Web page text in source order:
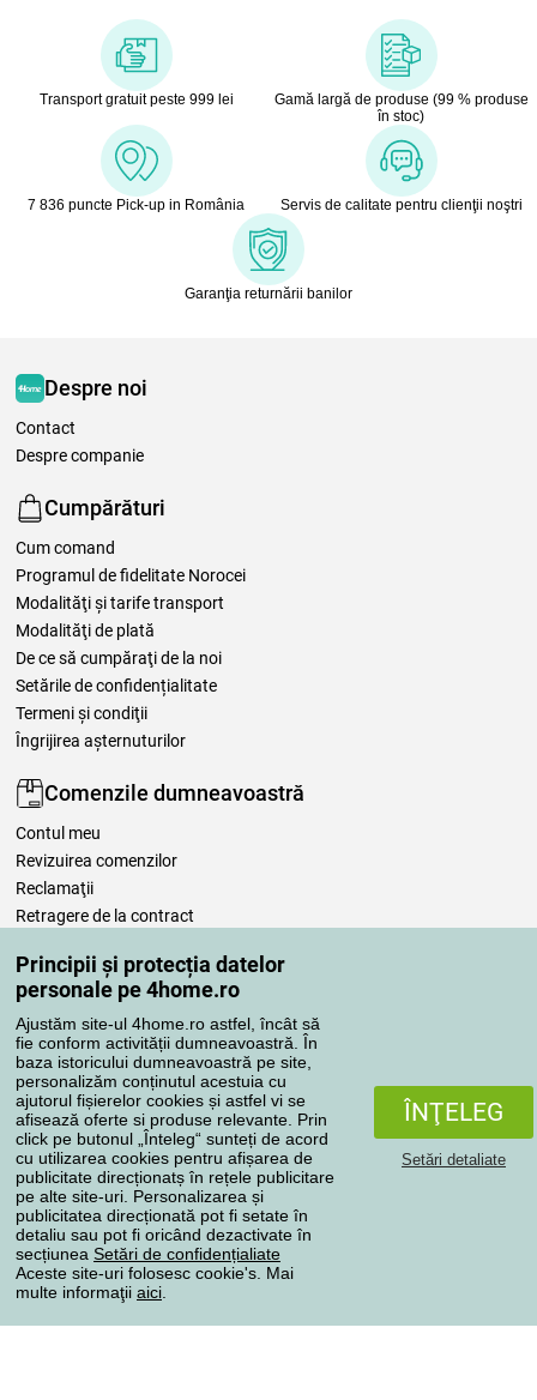
Principii și protecția datelor
personale pe 4home.ro
Ajustăm site-ul 4home.ro astfel, încât să
fie conform activității dumneavoastră. În
baza istoricului dumneavoastră pe site,
personalizăm conținutul acestuia cu
ajutorul fișierelor cookies și astfel vi se
afisează oferte si produse relevante. Prin
click pe butonul „Înteleg“ sunteți de acord
cu utilizarea cookies pentru afișarea de
publicitate direcționatș în rețele publicitare
pe alte site-uri. Personalizarea și
publicitatea direcționată pot fi setate în
detaliu sau pot fi oricând dezactivate în
secțiunea Setări de confidențialiate
Aceste site-uri folosesc cookie's. Mai
multe informaţii aici
ÎNŢELEG
Setări detaliate
Transport gratuit peste 999 lei
Gamă largă de produse (99 % produse
în stoc)
7 836 puncte Pick-up in România Servis de calitate pentru clienţii noştri
Garanţia returnării banilor
Despre noi
Contact
Despre companie
Cumpărături
Cum comand
Programul de fidelitate Norocei
Modalităţi şi tarife transport
Modalităţi de plată
De ce să cumpăraţi de la noi
Setările de confidențialitate
Termeni şi condiţii
Îngrijirea așternuturilor
Comenzile dumneavoastră
Contul meu
Revizuirea comenzilor
Reclamaţii
Retragere de la contract
Metode de transport
Metode de plată
Magazin de încredere